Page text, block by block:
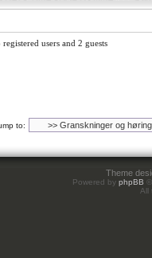
users and 2 guests
to:
Theme
Powered by phpBB
All